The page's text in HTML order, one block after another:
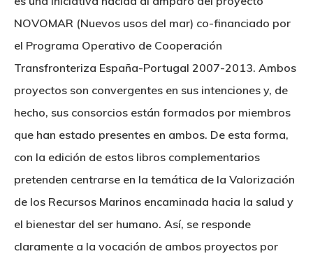
NOVOMAR (Nuevos usos del mar) co-financiado por
el Programa Operativo de Cooperación
Transfronteriza España-Portugal 2007-2013. Ambos
proyectos son convergentes en sus intenciones y, de
hecho, sus consorcios están formados por miembros
que han estado presentes en ambos. De esta forma,
con la edición de estos libros complementarios
pretenden centrarse en la temática de la Valorización
de los Recursos Marinos encaminada hacia la salud y
el bienestar del ser humano. Así, se responde
claramente a la vocación de ambos proyectos por
Identidad Corporativa
Manual De Identidad
Corporativa
Logo CETMAR
Contacto
Memoria
Centro De
Boletín De Noticias
Contratación
Empleo
Licitaciones
Gobierno
Plan De Igualdad